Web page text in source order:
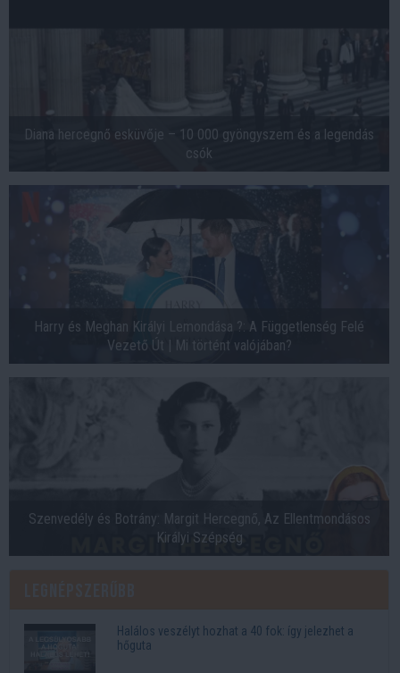
Diana hercegnő esküvője – 10 000 gyöngyszem és a legendás
csók
Harry és Meghan Királyi Lemondása ?: A Függetlenség Felé
Vezető Út | Mi történt valójában?
Szenvedély és Botrány: Margit Hercegnő, Az Ellentmondásos
Királyi Szépség
Halálos veszélyt hozhat a 40 fok: így jelezhet a
hőguta